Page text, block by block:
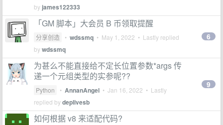
by james122333
「GM 脚本」大会员 B 币领取提醒
分享创造 • wdssmq • May 1, 2022 • Lastly replied
bywdssmq
6
为甚么不能直接给不定长位置参数*args 传
递一个元组类型的实参呢??
Python • AnnanAngel • Jan 16, 2022 • Lastly
replied bydeplivesb
9
如何根据 v8 来适配代码?